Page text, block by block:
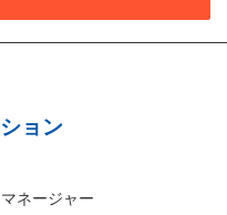
ョン
ネージャー